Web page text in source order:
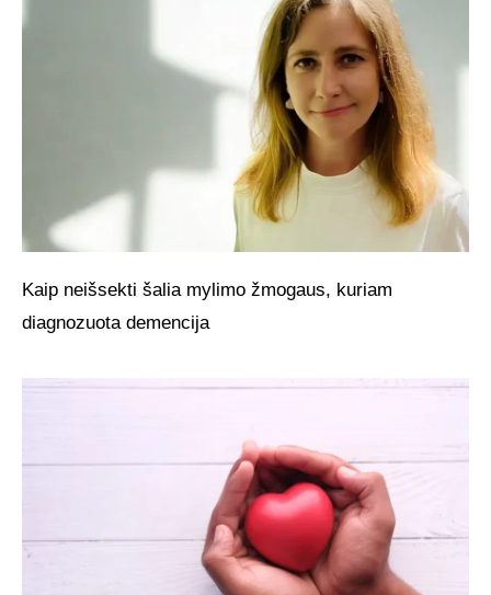
Kaip neišsekti šalia mylimo žmogaus, kuriam
diagnozuota demencija